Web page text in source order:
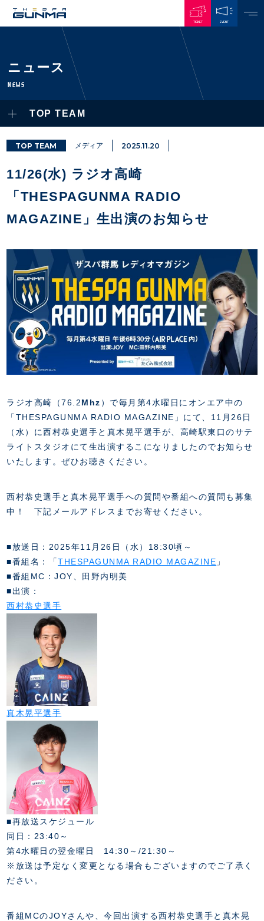
TICKET EVENT
TOP TEAM
CHALLENGERS
ACADEMY
THESPARK
OTHER
PLAYERS / STAFFS
選手・スタッフ一覧
・注意事項
ファンレターの宛先
GAMES
試合日程・結果
順位表
TICKETS
チケット情報
・発売日
・優待チケット
・企画チケット
・招待チケット
シーズンシート
・シーズンシート
・法人シーズンシート
INDEX
スタジアムアクセス
スタジアムルール
クラブプロパティ
スタジアムグルメ
会場周辺案内図
ホームイベント情報
初心者向けのガイダンス
FANZONE
インデックス
ファンクラブ
グッズ
ザスパタイムズ
各SNS
マスコット
PARTNERS
クラブパートナー
アシストパートナー
ザスパ応援店紹介
応援ベンダー設置のお願い
COMPANY
会社概要
フィロソフィー
クラブについて（エンブレム・ロゴ等）
HISTORY
お問い合わせ
ACADEMY
アカデミー概要
U-18
Ladies U-18
Ladies U-15
SCHOOL
スタッフ
各校紹介・アクセス
TheSpark
店舗エリアガイド
アクセス
Thesparkについて
お問い合わせ
ニュース
NEWS
TOP TEAM
TOP TEAM メディア 2025.11.20
11/26(水) ラジオ高崎
「THESPAGUNMA RADIO
MAGAZINE」生出演のお知らせ
ラジオ高崎（76.2Mhz ）で毎月第4水曜日にオンエア中の
「THESPAGUNMA RADIO MAGAZINE」にて、11月26日
（水）に西村恭史選手と真木晃平選手が、高崎駅東口のサテ
ライトスタジオにて生出演するこになりましたのでお知らせ
いたします。ぜひお聴きください。
西村恭史選手と真木晃平選手への質問や番組への質問も募集
中！ 下記メールアドレスまでお寄せください。
■放送日：2025年11月26日（水）18:30頃～
■番組名：「THESPAGUNMA RADIO MAGAZINE 」
■番組MC：JOY、田野内明美
■出演：
西村恭史選手
真木晃平選手
■再放送スケジュール
同日：23:40～
第4水曜日の翌金曜日 14:30～/21:30～
※放送は予定なく変更となる場合もございますのでご了承く
ださい。
番組MCのJOYさんや、今回出演する西村恭史選手と真木晃